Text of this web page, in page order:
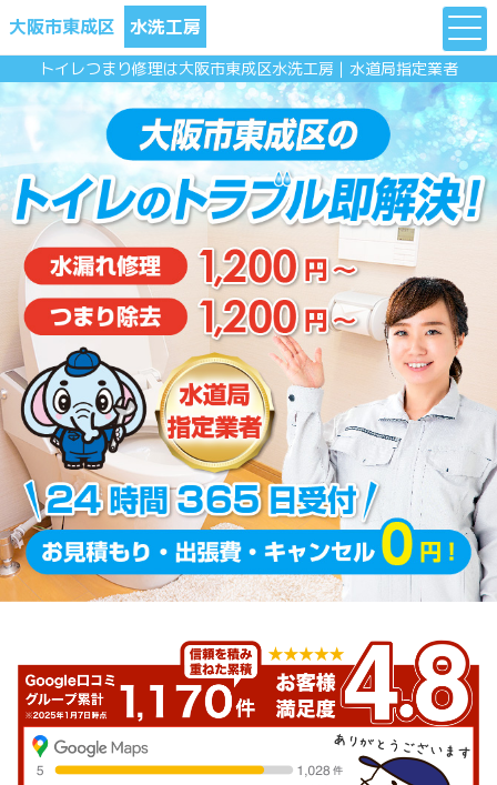
大阪市東成区 水洗工房
トイレつまり修理は大阪市東成区水洗工房｜水道局指定業者